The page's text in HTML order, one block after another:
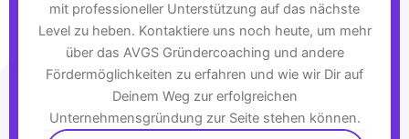
mit professioneller Unterstützung auf das nächste
Level zu heben. Kontaktiere uns noch heute, um mehr
über das AVGS Gründercoaching und andere
Fördermöglichkeiten zu erfahren und wie wir Dir auf
Deinem Weg zur erfolgreichen
Unternehmensgründung zur Seite stehen können.